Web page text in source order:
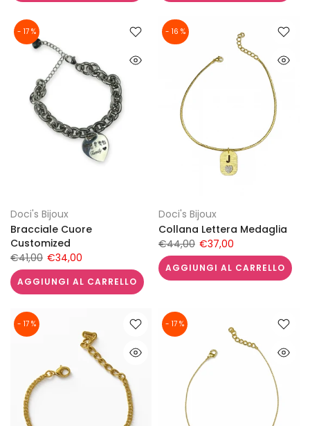
- 17 %
Doci's Bijoux
Bracciale Cuore
Customized
€41,00 €34,00
AGGIUNGI AL CARRELLO
- 16 %
Doci's Bijoux
Collana Lettera Medaglia
€44,00 €37,00
AGGIUNGI AL CARRELLO
- 17 % - 17 %